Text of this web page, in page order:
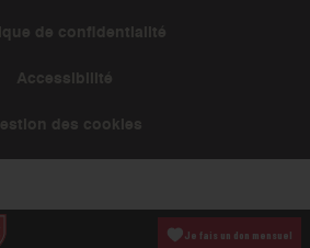
de confidentialité
Accessibilité
des cookies
Je fais un don mensuel